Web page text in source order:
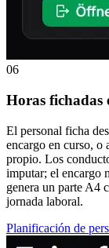
06
Horas fichadas
El personal ficha
encargo en curso, o
propio. Los
imputar; el encargo
genera un parte A4
jornada laboral.
Planificación de